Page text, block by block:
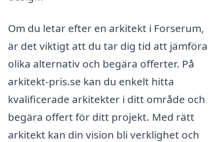
Om du letar efter en arkitekt i Forserum,
är det viktigt att du tar dig tid att jämföra
olika alternativ och begära offerter. På
arkitekt-pris.se kan du enkelt hitta
kvalificerade arkitekter i ditt område och
begära offert för ditt projekt. Med rätt
arkitekt kan din vision bli verklighet och